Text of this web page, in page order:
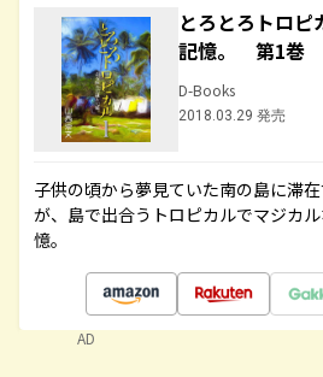
とろとろトロ
記憶。 第1巻
D-Books
2018.03.29 発売
子供の頃から夢見ていた南の島に滞
が、島で出合うトロピカルでマジカ
憶。
AD